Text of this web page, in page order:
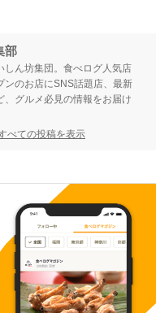
部
しん坊集団。食べログ人気店
ンのお店にSNS話題店、最新
グルメ必見の情報をお届け
べての投稿を表示